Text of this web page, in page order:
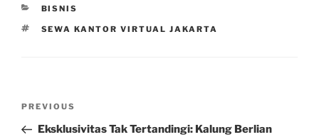
CATEGORIES
BISNIS
TAGS
SEWA KANTOR VIRTUAL JAKARTA
Previous
Post
PREVIOUS
Eksklusivitas Tak Tertandingi: Kalung Berlian